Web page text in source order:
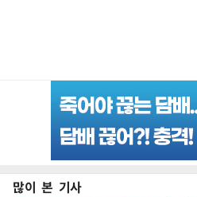
많이 본 기사